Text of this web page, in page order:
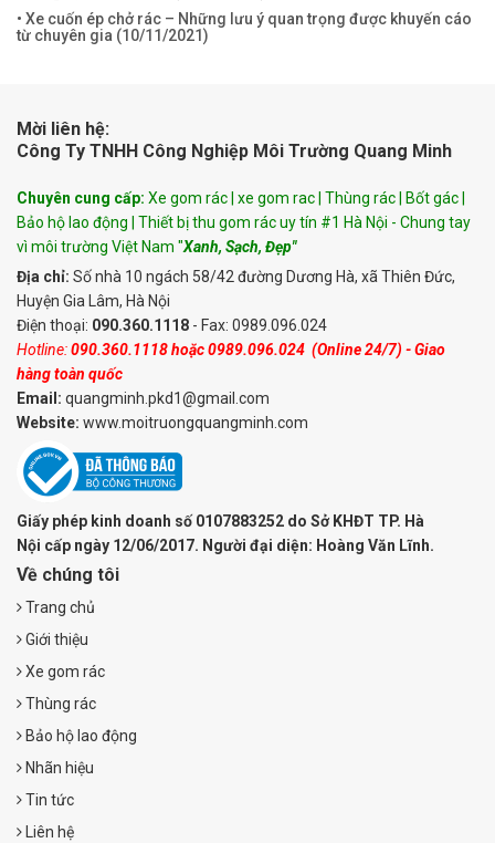
• Xe cuốn ép chở rác – Những lưu ý quan trọng được khuyến cáo
từ chuyên gia (10/11/2021)
Mời liên hệ:
Công Ty TNHH Công Nghiệp Môi Trường Quang Minh
Chuyên cung cấp: Xe gom rác | xe gom rac | Thùng rác | Bốt gác |
Bảo hộ lao động | Thiết bị thu gom rác uy tín #1 Hà Nội - Chung tay
vì môi trường Việt Nam "Xanh, Sạch, Đẹp"
Địa chỉ: Số nhà 10 ngách 58/42 đường Dương Hà, xã Thiên Đức,
Huyện Gia Lâm, Hà Nội
Điện thoại: 090.360.1118 - Fax: 0989.096.024
Hotline:090.360.1118hoặc0989.096.024 (Online 24/7) - Giao
hàng toàn quốc
Email: quangminh.pkd1@gmail.com
Website: www.moitruongquangminh.com
Giấy phép kinh doanh số 0107883252 do Sở KHĐT TP. Hà
Nội cấp ngày 12/06/2017. Người đại diện: Hoàng Văn Lĩnh.
Về chúng tôi
Trang chủ
Giới thiệu
Xe gom rác
Thùng rác
Bảo hộ lao động
Nhãn hiệu
Tin tức
Liên hệ